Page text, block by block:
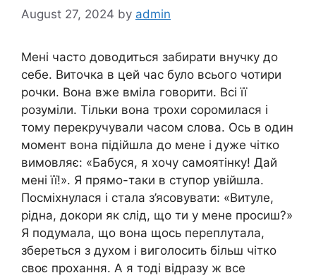
August 27, 2024 by admin
Мені часто доводиться забирати внучку до
себе. Виточка в цей час було всього чотири
рочки. Вона вже вміла говорити. Всі її
розуміли. Тільки вона трохи соромилася і
тому перекручували часом слова. Ось в один
момент вона підійшла до мене і дуже чітко
вимовляє: «Бабуся, я хочу самоятінку! Дай
мені її!». Я прямо-таки в ступор увійшла.
Посміхнулася і стала з’ясовувати: «Витуле,
рідна, докори як слід, що ти у мене просиш?»
Я подумала, що вона щось переплутала,
збереться з духом і виголосить більш чітко
своє прохання. А я тоді відразу ж все